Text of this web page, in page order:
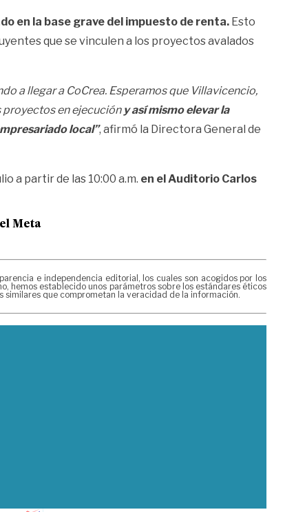
en la base grave del impuesto de renta. Esto
que se vinculen a los proyectos avalados
a llegar a CoCrea. Esperamos que Villavicencio,
proyectos en ejecución y así mismo elevar la
local”, afirmó la Directora General de
a partir de las 10:00 a.m. en el Auditorio Carlos
Meta
e independencia editorial, los cuales son acogidos por los
hemos establecido unos parámetros sobre los estándares éticos
que comprometan la veracidad de la información.